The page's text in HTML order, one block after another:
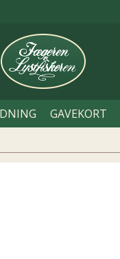
GAVEKORT